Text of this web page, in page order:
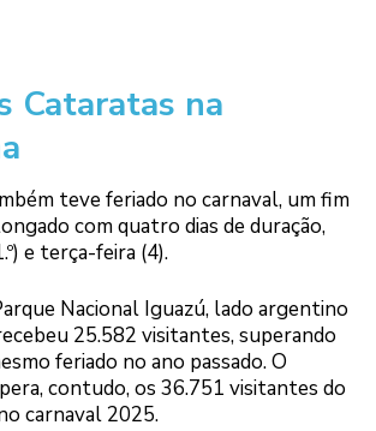
Cataratas na
teve feriado no carnaval, um fim
com quatro dias de duração,
e terça-feira (4).
Nacional Iguazú, lado argentino
25.582 visitantes, superando
feriado no ano passado. O
contudo, os 36.751 visitantes do
carnaval 2025.